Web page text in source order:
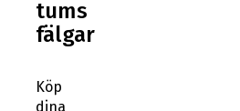
tums
fälgar
Köp
dina